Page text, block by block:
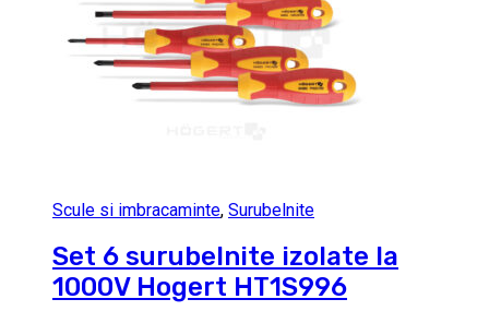
Scule si imbracaminte, Surubelnite
Set 6 surubelnite izolate la
1000V Hogert HT1S996